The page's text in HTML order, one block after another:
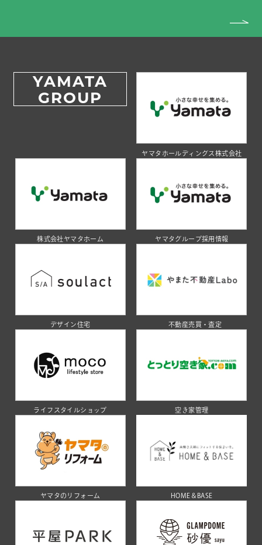
YAMATA
GROUP
ヤマタホールディングス株式会社
株式会社ヤマタホーム ヤマタグループ採用情報
デザイン住宅 不動産売買・査定
ライフスタイルショップ 空き家管理
ヤマタのリフォーム HOME＆BASE